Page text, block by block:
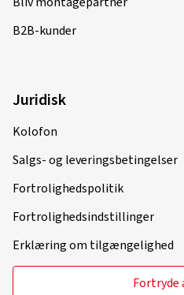
B2B-kunder
Juridisk
Kolofon
Salgs- og leveringsbetingelser
Fortrolighedspolitik
Fortrolighedsindstillinger
Erklæring om tilgængelighed
Fortryde